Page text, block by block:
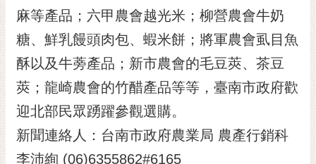
策
網
資
料
開
放
宣
告
麻等產品；六甲農會越光米；柳營農會牛奶
糖、鮮乳饅頭肉包、蝦米餅；將軍農會虱目魚
酥以及牛蒡產品；新市農會的毛豆莢、茶豆
莢；龍崎農會的竹醋產品等等，臺南市政府歡
迎北部民眾踴躍參觀選購。
新聞連絡人：台南市政府農業局 農產行銷科
李沛絢 (06)6355862#6165